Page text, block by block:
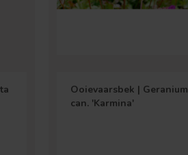
Ooievaarsbek | Geranium
can. 'Karmina'